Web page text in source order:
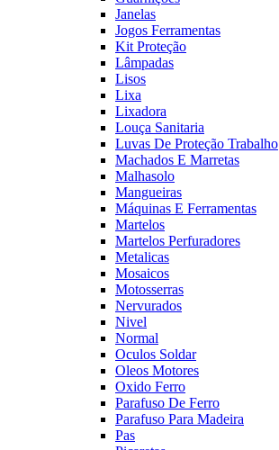
Janelas
Jogos Ferramentas
Kit Proteção
Lâmpadas
Lisos
Lixa
Lixadora
Louça Sanitaria
Luvas De Proteção Trabalho
Machados E Marretas
Malhasolo
Mangueiras
Máquinas E Ferramentas
Martelos
Martelos Perfuradores
Metalicas
Mosaicos
Motosserras
Nervurados
Nivel
Normal
Oculos Soldar
Oleos Motores
Oxido Ferro
Parafuso De Ferro
Parafuso Para Madeira
Pas